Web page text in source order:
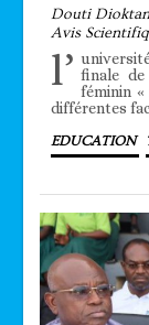
Douti
Avis
l’ finale
féminin
différentes
EDUCATION